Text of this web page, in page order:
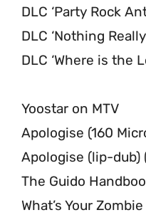
DLC ‘Party Rock
DLC ‘Nothing
DLC ‘Where is the
Yoostar on MTV
Apologise (160
Apologise (lip-dub)
The Guido
What’s Your